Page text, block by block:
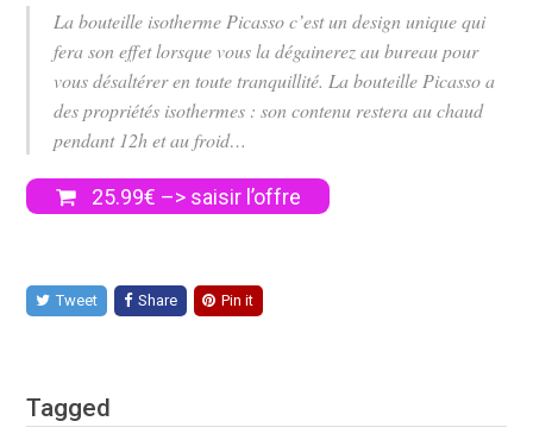
La bouteille isotherme Picasso c’est un design unique qui
fera son effet lorsque vous la dégainerez au bureau pour
vous désaltérer en toute tranquillité. La bouteille Picasso a
des propriétés isothermes : son contenu restera au chaud
pendant 12h et au froid…
25.99€ –> saisir l’offre
Tweet Share Pin it
Tagged